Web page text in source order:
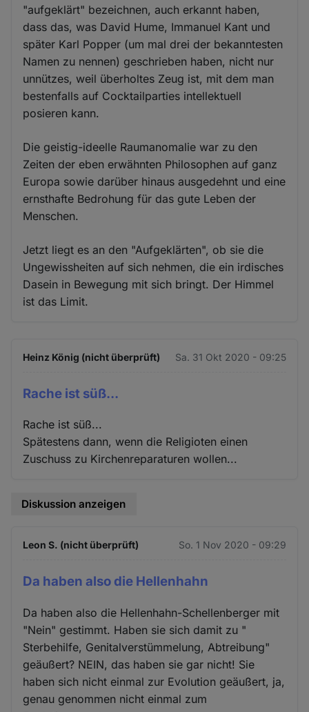
"aufgeklärt" bezeichnen, auch erkannt haben,
dass das, was David Hume, Immanuel Kant und
später Karl Popper (um mal drei der bekanntesten
Namen zu nennen) geschrieben haben, nicht nur
unnützes, weil überholtes Zeug ist, mit dem man
bestenfalls auf Cocktailparties intellektuell
posieren kann.
Die geistig-ideelle Raumanomalie war zu den
Zeiten der eben erwähnten Philosophen auf ganz
Europa sowie darüber hinaus ausgedehnt und eine
ernsthafte Bedrohung für das gute Leben der
Menschen.
Jetzt liegt es an den "Aufgeklärten", ob sie die
Ungewissheiten auf sich nehmen, die ein irdisches
Dasein in Bewegung mit sich bringt. Der Himmel
ist das Limit.
Heinz König (nicht überprüft) Sa. 31 Okt 2020 - 09:25
Rache ist süß...
Rache ist süß...
Spätestens dann, wenn die Religioten einen
Zuschuss zu Kirchenreparaturen wollen...
Diskussion anzeigen
Leon S. (nicht überprüft) So. 1 Nov 2020 - 09:29
Da haben also die Hellenhahn
Da haben also die Hellenhahn-Schellenberger mit
"Nein" gestimmt. Haben sie sich damit zu "
Sterbehilfe, Genitalverstümmelung, Abtreibung"
geäußert? NEIN, das haben sie gar nicht! Sie
haben sich nicht einmal zur Evolution geäußert, ja,
genau genommen nicht einmal zum